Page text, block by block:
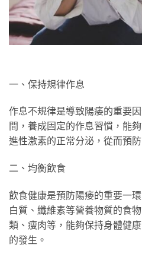
一、保持規律作息
作息不規律是導致陽痿的重要
間，養成固定的作息習慣，能
進性激素的正常分泌，從而預
二、均衡飲食
飲食健康是預防陽痿的重要一
白質、纖維素等營養物質的食
類、瘦肉等，能夠保持身體健
的發生。